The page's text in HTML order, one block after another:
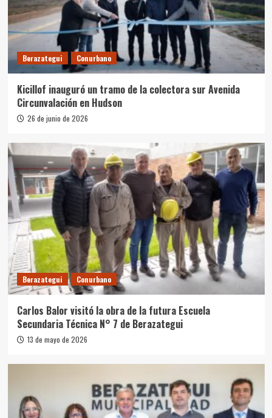
Berazategui Conurbano
Kicillof inauguró un tramo de la colectora sur Avenida
Circunvalación en Hudson
26 de junio de 2026
Berazategui Conurbano
Carlos Balor visitó la obra de la futura Escuela
Secundaria Técnica N° 7 de Berazategui
13 de mayo de 2026